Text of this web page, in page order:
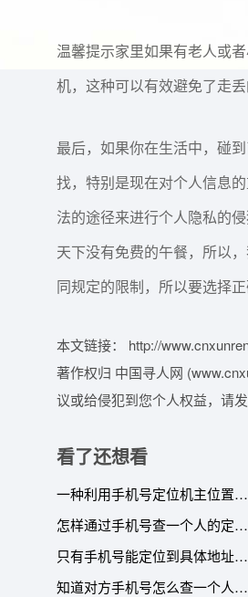
温馨提示家里如果有老人或
机，这种可以有效避免了走丢
最后，如果你在生活中，碰
找，特别是现在对个人信息
法的途径来进行个人隐私的
天下没有免费的午餐，所以
同规定的限制，所以要选择
本文链接： http://
著作权归 中国寻人网
议或给侵犯到您个人权益，请
看了还想看
一种利用手机号定位机主位置的方法和原理
怎样通过手机号查一个人的定位？
只有手机号能定位到具体地址吗？
知道对方手机号怎么查一个人的信息